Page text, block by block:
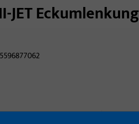
JET Eckumlenkung